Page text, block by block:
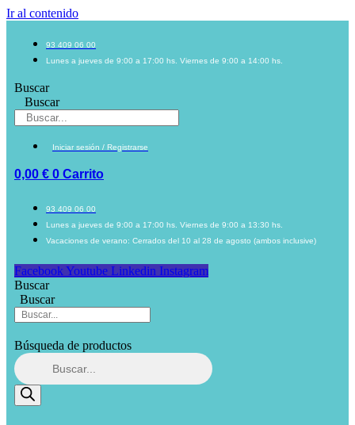
Ir al contenido
93 409 06 00
Lunes a jueves de 9:00 a 17:00 hs. Viernes de 9:00 a 14:00 hs.
Buscar
Buscar
Iniciar sesión / Registrarse
0,00 € 0 Carrito
93 409 06 00
Lunes a jueves de 9:00 a 17:00 hs. Viernes de 9:00 a 13:30 hs.
Vacaciones de verano: Cerrados del 10 al 28 de agosto (ambos inclusive)
Facebook Youtube Linkedin Instagram
Buscar
Buscar
Búsqueda de productos